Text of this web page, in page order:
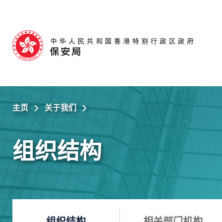
主页 关于我们
组织结构